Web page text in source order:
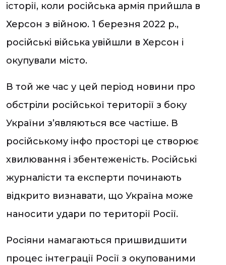
історії, коли російська армія прийшла в
Херсон з війною. 1 березня 2022 р.,
російські війська увійшли в Херсон і
окупували місто.
В той же час у цей період новини про
обстріли російської території з боку
України зʼявляються все частіше. В
російському інфо просторі це створює
хвилювання і збентеженість. Російські
журналісти та експерти починають
відкрито визнавати, що Україна може
наносити удари по території Росії.
Росіяни намагаються пришвидшити
процес інтеграції Росії з окупованими